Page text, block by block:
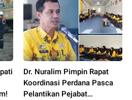
Dr. Nuralim Pimpin Rapat
Koordinasi Perdana Pasca
Pelantikan Pejabat